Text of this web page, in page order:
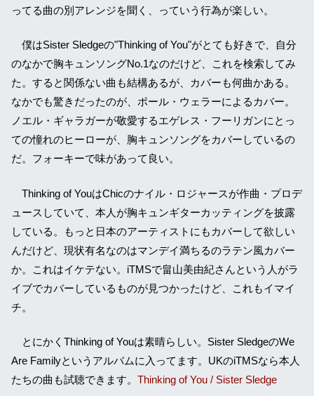
ってる曲の別アレンジを聞く、っていう行為が楽しい。
僕はSister Sledgeの"Thinking of You"がとても好きで、自分
のなかで胸キュンソングNo.1なのだけど、これを検索してみ
た。すると関係ない曲も結構あるが、カバーも何曲かある。
なかでも驚きだったのが、ポール・ウェラーによるカバー。
ノエル・ギャラガーが敬愛するエゲレス・フーリガンにとっ
ての憧れのヒーローが、胸キュンソングをカバーしているの
だ。フォーキーで味があって良い。
Thinking of YouはChicのナイル・ロジャースが作曲・プロデ
ュースしていて、本人が胸キュンギターカッティングを披露
している。もっと日本のアーティストにもカバーして欲しい
んだけど、現状有名なのはマンデイ満ちるのラテン風カバー
か。これはイケテない。iTMSで畠山美由紀さんという人がラ
イブでカバーしているものが見つかったけど、これもイマイ
チ。
とにかくThinking of Youは素晴らしい。Sister SledgeのWe
Are Familyというアルバムに入ってます。UKのiTMSなら本人
たちの曲も試聴できます。 Thinking of You / Sister Sledge